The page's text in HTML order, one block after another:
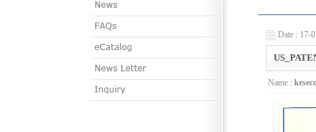
Date : 17-
Name :